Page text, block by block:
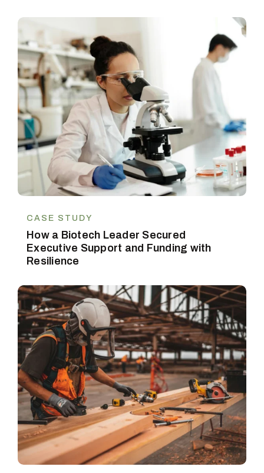
CASE STUDY
How a Biotech Leader Secured
Executive Support and Funding with
Resilience